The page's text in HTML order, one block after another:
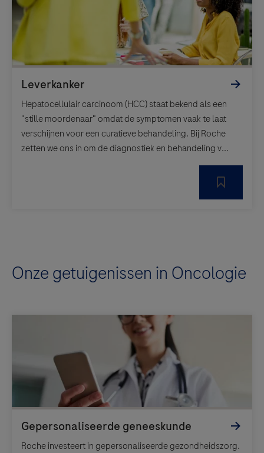
Hepatocellulair carcinoom (HCC) staat bekend als een
"stille moordenaar" omdat de symptomen vaak te laat
verschijnen voor een curatieve behandeling. Bij Roche
zetten we ons in om de diagnostiek en behandeling v...
Onze getuigenissen in Oncologie
Roche investeert in gepersonaliseerde gezondheidszorg.